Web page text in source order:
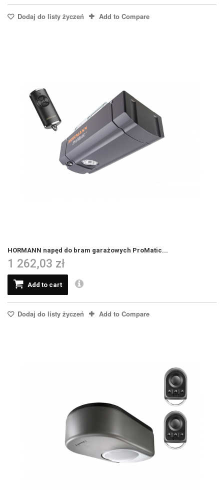
Dodaj do listy życzeń Add to Compare
HORMANN napęd do bram garażowych ProMatic...
1 262,03 zł
Add to cart
Dodaj do listy życzeń Add to Compare